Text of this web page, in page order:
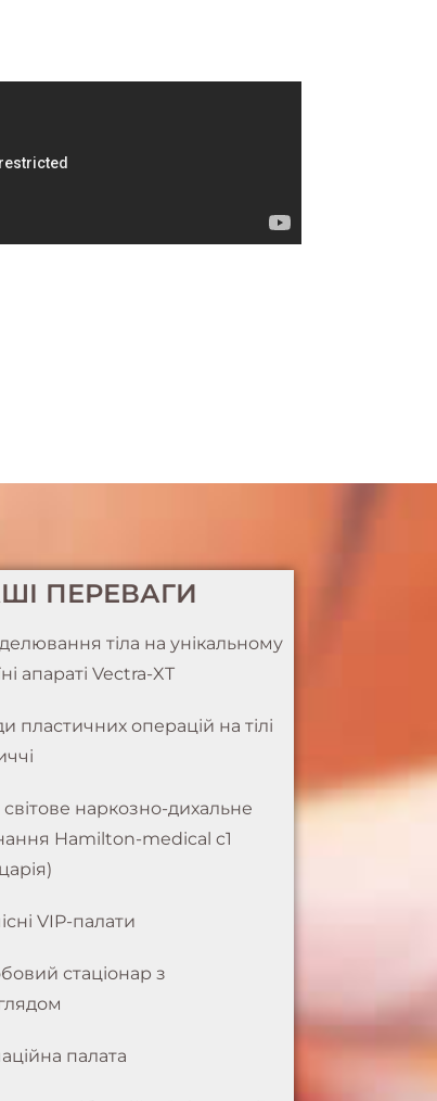
ПЕРЕВАГИ
тіла на унікальному
апараті Vectra-XT
пластичних операцій на тілі
наркозно-дихальне
Hamilton-medical c1
VIP-палати
стаціонар з
палата